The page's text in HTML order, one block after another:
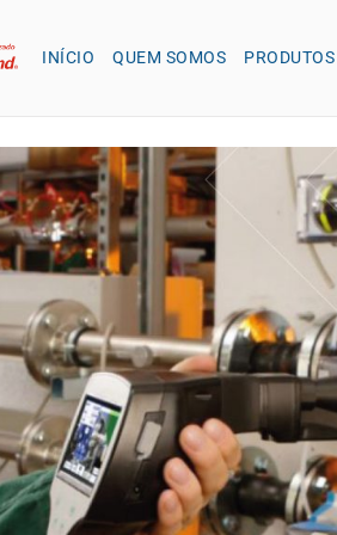
INÍCIO QUEM SOMOS PRODUTOS